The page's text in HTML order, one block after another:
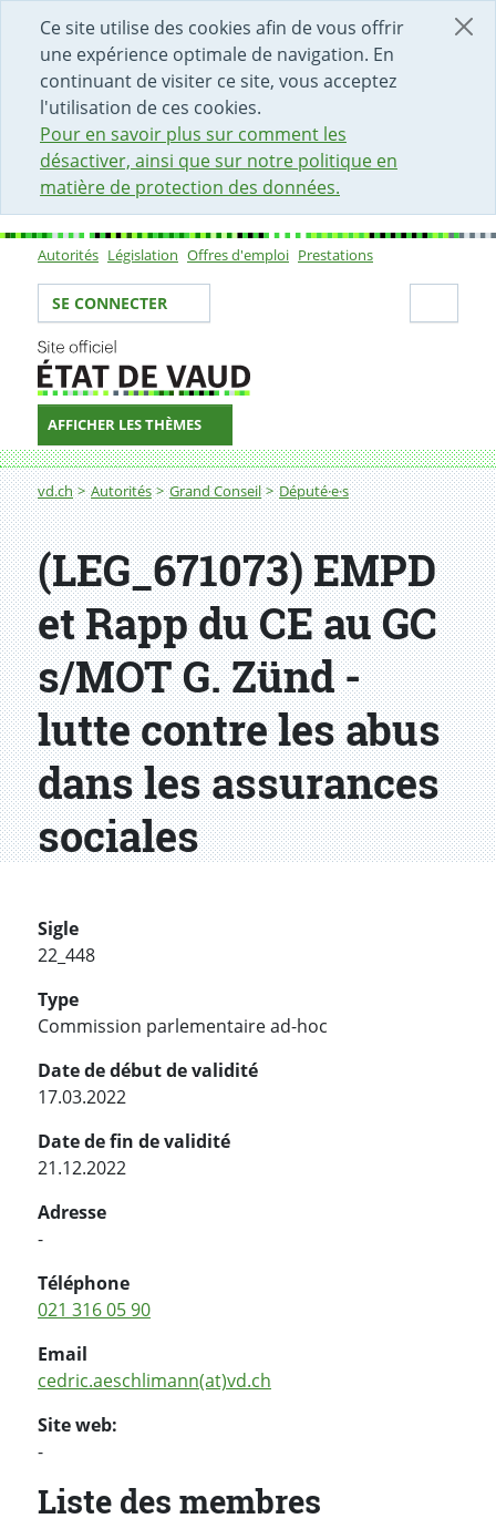
Ce site utilise des cookies afin de vous offrir
une expérience optimale de navigation. En
continuant de visiter ce site, vous acceptez
l'utilisation de ces cookies.
Pour en savoir plus sur comment les
désactiver, ainsi que sur notre politique en
matière de protection des données.
DÉBUT DU CONTENU DE LA PAGE
ACCÈS AU CHAMP DE RECHERCHE
PAGE D'ACCUEIL
FORMULAIRE DE CONTACT
Sous-navigation
Autorités Législation Offres d'emploi Prestations
Votre identité
SE CONNECTER
AFFICHER LES THÈMES
Fil d'Ariane
vd.ch Autorités Grand Conseil Député·e·s
(LEG_671073) EMPD
et Rapp du CE au GC
s/MOT G. Zünd -
lutte contre les abus
dans les assurances
sociales
Sigle
22_448
Type
Commission parlementaire ad-hoc
Date de début de validité
17.03.2022
Date de fin de validité
21.12.2022
Adresse
-
Téléphone
021 316 05 90
Email
cedric.aeschlimann(at)vd.ch
Site web:
-
Liste des membres